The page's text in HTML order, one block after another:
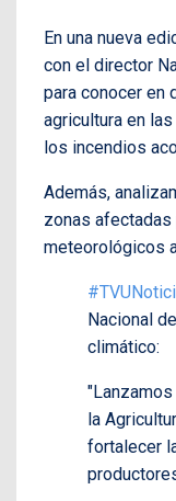
En una nueva
con el director
para conocer en
agricultura en
los incendios
Además,
zonas
meteorológicos
Nacional
climático:
la
fortalecer